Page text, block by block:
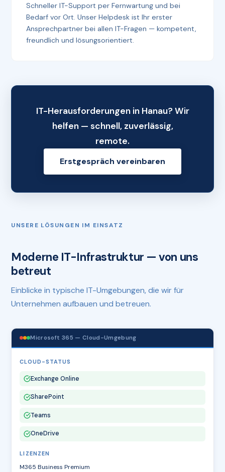
Schneller IT-Support per Fernwartung und bei
Bedarf vor Ort. Unser Helpdesk ist Ihr erster
Ansprechpartner bei allen IT-Fragen — kompetent,
freundlich und lösungsorientiert.
IT-Herausforderungen in Hanau? Wir
helfen — schnell, zuverlässig,
remote.
Erstgespräch vereinbaren
UNSERE LÖSUNGEN IM EINSATZ
Moderne IT-Infrastruktur — von uns
betreut
Einblicke in typische IT-Umgebungen, die wir für
Unternehmen aufbauen und betreuen.
Microsoft 365 — Cloud-Umgebung
CLOUD-STATUS
Exchange Online
SharePoint
Teams
OneDrive
LIZENZEN
M365 Business Premium